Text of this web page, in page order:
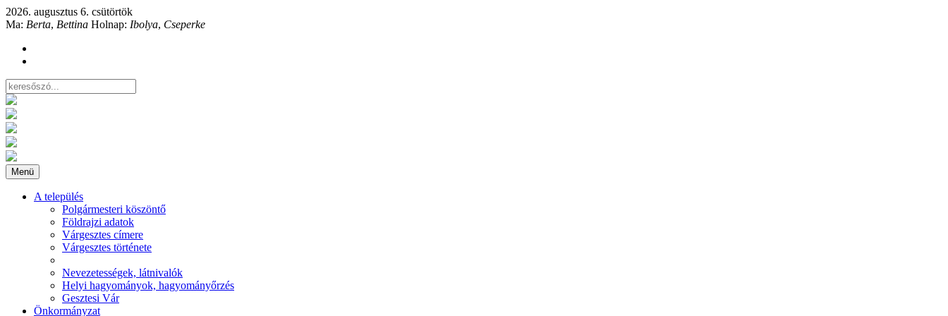
2026. augusztus 6. csütörtök
Ma: Berta, Bettina Holnap: Ibolya, Cseperke
Menü
A település
Polgármesteri köszöntő
Földrajzi adatok
Várgesztes címere
Várgesztes története
Nevezetességek, látnivalók
Helyi hagyományok, hagyományőrzés
Gesztesi Vár
Önkormányzat